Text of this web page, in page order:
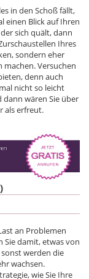
in den Schoß fällt,
einen Blick auf Ihren
sich quält, dann
Ihres
sondern eher
machen. Versuchen
denn auch
nicht so leicht
wären Sie über
als erfreut.
an Problemen
Sie damit, etwas von
werden die
wachsen.
wie Sie Ihre